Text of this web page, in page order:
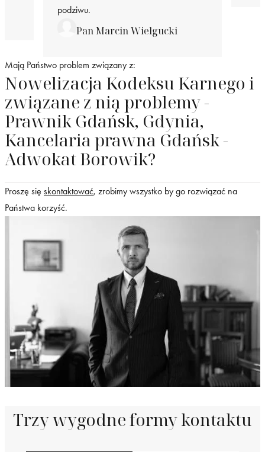
podziwu.
Pan Marcin Wielgucki
Mają Państwo problem związany z:
Nowelizacja Kodeksu Karnego i
związane z nią problemy -
Prawnik Gdańsk, Gdynia,
Kancelaria prawna Gdańsk -
Adwokat Borowik?
Proszę się skontaktować, zrobimy wszystko by go rozwiązać na
Państwa korzyść.
Trzy wygodne formy kontaktu